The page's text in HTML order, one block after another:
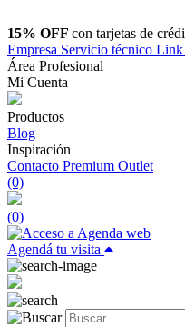
15% OFF con tarjetas de
Empresa Servicio técnico Link
Área Profesional
Mi Cuenta
Productos
Blog
Inspiración
Contacto Premium Outlet
(0)
(0)
Agendá tu visita